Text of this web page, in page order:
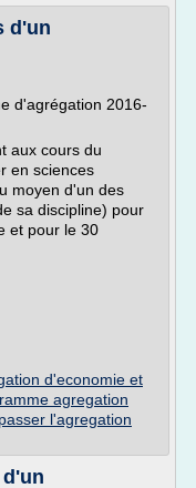
d'un
d'agrégation 2016-
aux cours du
en sciences
moyen d'un des
sa discipline) pour
et pour le 30
d'economie et
agregation
passer l'agregation